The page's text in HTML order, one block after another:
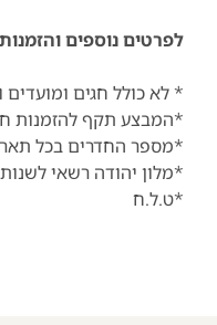
לפרטים נוספים
* לא כולל חגים ומועדים
*המבצע תקף להזמנות
*מספר החדרים בכל
*מלון יהודה רשאי
*ט.ל.ח